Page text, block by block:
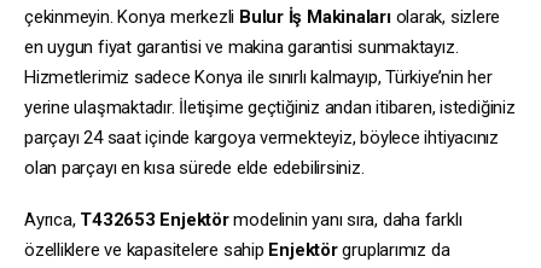
çekinmeyin. Konya merkezli Bulur İş Makinalarıolarak, sizlere
en uygun fiyat garantisi ve makina garantisi sunmaktayız.
Hizmetlerimiz sadece Konya ile sınırlı kalmayıp, Türkiye’nin her
yerine ulaşmaktadır. İletişime geçtiğiniz andan itibaren, istediğiniz
parçayı 24 saat içinde kargoya vermekteyiz, böylece ihtiyacınız
olan parçayı en kısa sürede elde edebilirsiniz.
Ayrıca, T432653 Enjektörmodelinin yanı sıra, daha farklı
özelliklere ve kapasitelere sahip Enjektörgruplarımız da